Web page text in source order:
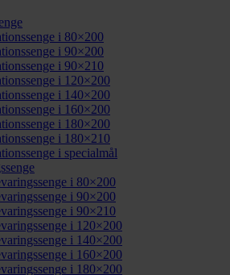
i 80×200
i 90×200
i 90×210
i 120×200
i 140×200
i 160×200
i 180×200
i 180×210
i specialmål
i 80×200
i 90×200
i 90×210
i 120×200
i 140×200
i 160×200
i 180×200